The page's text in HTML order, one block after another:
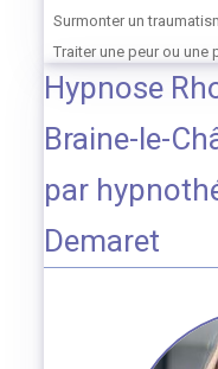
Surmonter un
Traiter une peur ou une
Hypnose
Braine-le-
par
Demaret